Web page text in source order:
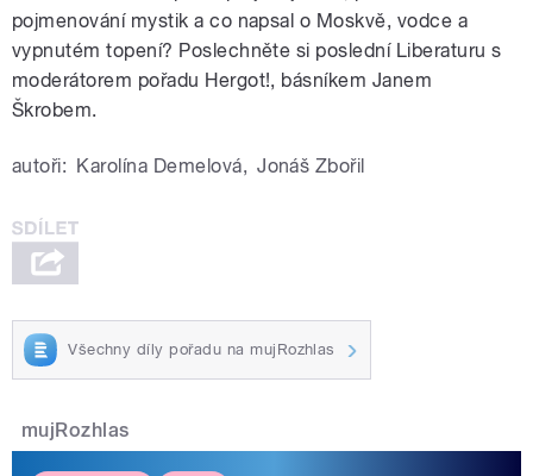
pojmenování mystik a co napsal o Moskvě, vodce a
vypnutém topení? Poslechněte si poslední Liberaturu s
moderátorem pořadu Hergot!, básníkem Janem
Škrobem.
autoři: Karolína Demelová, Jonáš Zbořil
Všechny díly pořadu na mujRozhlas
mujRozhlas